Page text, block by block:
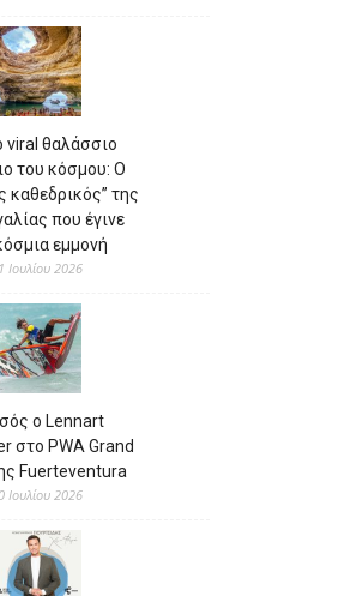
viral θαλάσσιο
του κόσμου: Ο
καθεδρικός” της
που έγινε
εμμονή
Ιουλίου 2026
ο Lennart
στο PWA Grand
Fuerteventura
Ιουλίου 2026